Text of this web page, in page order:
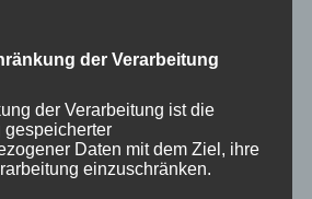
der Verarbeitung
der Verarbeitung ist die
gespeicherter
Daten mit dem Ziel, ihre
einzuschränken.